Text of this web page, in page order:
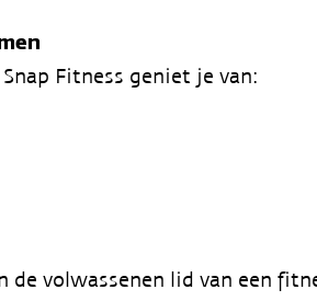
Fitness geniet je van:
de volwassenen lid van een